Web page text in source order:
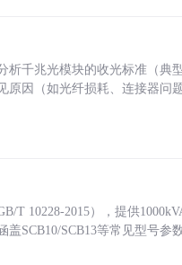
千兆光模块的收光标准（典
因（如光纤损耗、连接器问
T 10228-2015），提供
SCB10/SCB13等常见型号参